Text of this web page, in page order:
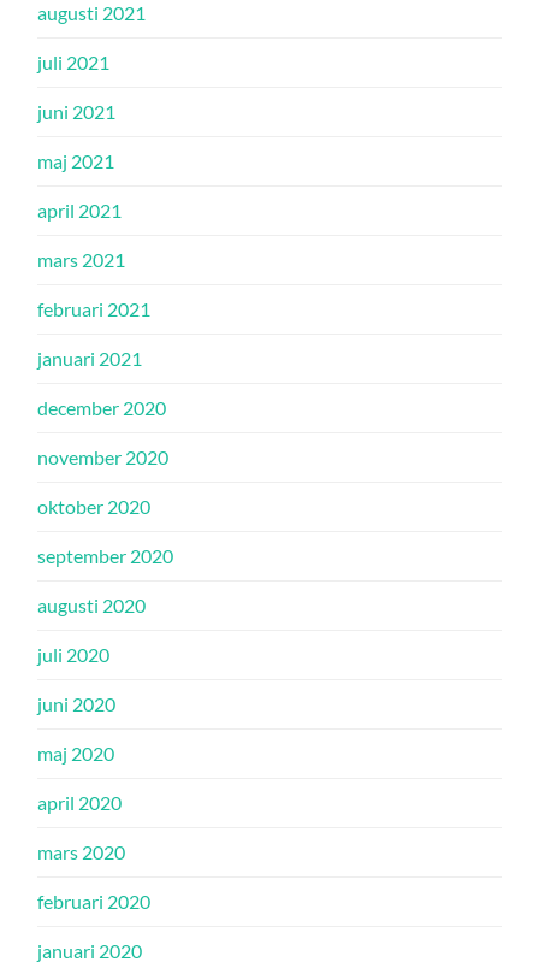
augusti 2021
juli 2021
juni 2021
maj 2021
april 2021
mars 2021
februari 2021
januari 2021
december 2020
november 2020
oktober 2020
september 2020
augusti 2020
juli 2020
juni 2020
maj 2020
april 2020
mars 2020
februari 2020
januari 2020